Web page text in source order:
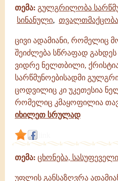
თემა: გულგრილობა
სინანული,
ცივი ადამიანი, რომელიც
შეიძლება სწრაფად
ვიდრე ნელთბილი,
სარწმუნოებისადმი
ცოდვილიც კი უკეთესია
რომელიც კმაყოფილია
იხილეთ სრულად
თემა: ცხონება,
უფლის განსაზღვრა